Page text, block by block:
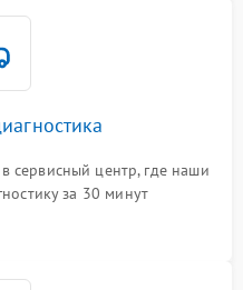
сервисный центр, где наши
за 30 минут